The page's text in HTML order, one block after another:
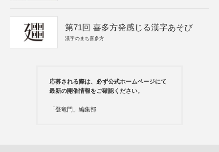
第71回 喜多方発感じる漢字あそび
漢字のまち喜多方
応募される際は、必ず公式ホームページにて
最新の開催情報をご確認ください。
「登竜門」編集部